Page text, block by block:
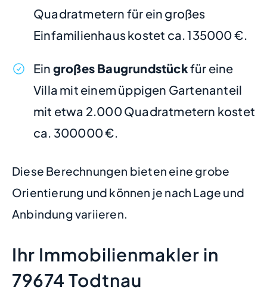
Quadratmetern für ein großes
Einfamilienhaus kostet ca. 135000 €.
Ein großes Baugrundstückfür eine
Villa mit einem üppigen Gartenanteil
mit etwa 2.000 Quadratmetern kostet
ca. 300000 €.
Diese Berechnungen bieten eine grobe
Orientierung und können je nach Lage und
Anbindung variieren.
Ihr Immobilienmakler in
79674 Todtnau